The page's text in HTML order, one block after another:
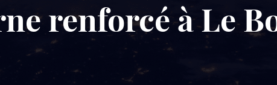
renforcé à Le